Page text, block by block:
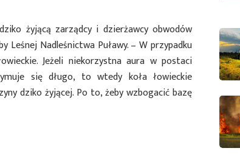
żyjącą zarządcy i dzierżawcy obwodów
Leśnej Nadleśnictwa Puławy. – W przypadku
Jeżeli niekorzystna aura w postaci
się długo, to wtedy koła łowieckie
dziko żyjącej. Po to, żeby wzbogacić bazę